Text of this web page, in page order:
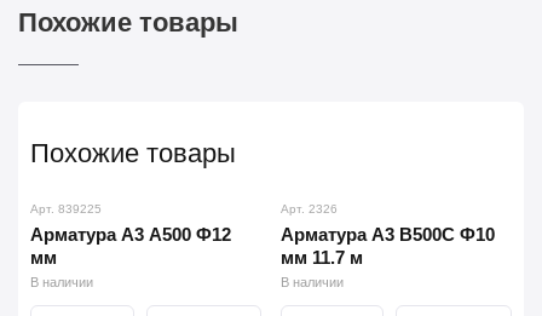
Похожие товары
Похожие товары
Арт. 839225
Арматура А3 А500 Ф12
мм
В наличии
Арт. 2326
Арматура А3 В500С Ф10
мм 11.7 м
В наличии